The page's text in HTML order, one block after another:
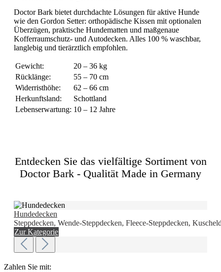
Doctor Bark bietet durchdachte Lösungen für aktive Hunde
wie den Gordon Setter: orthopädische Kissen mit optionalen
Überzügen, praktische Hundematten und maßgenaue
Kofferraumschutz- und Autodecken. Alles 100 % waschbar,
langlebig und tierärztlich empfohlen.
Gewicht:
20 – 36 kg
Rücklänge:
55 – 70 cm
Widerristhöhe:
62 – 66 cm
Herkunftsland:
Schottland
Lebenserwartung: 10 – 12 Jahre
Entdecken Sie das vielfältige Sortiment von
Doctor Bark - Qualität Made in Germany
Hundedecken
Steppdecken, Wende-Steppdecken, Fleece-Steppdecken,
Zur Kategorie
Zahlen Sie mit: